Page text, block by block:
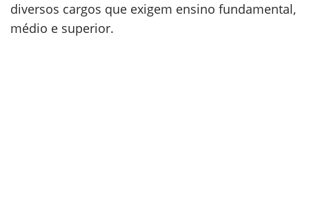
diversos cargos que exigem ensino fundamental,
médio e superior.